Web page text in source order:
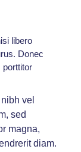
libero
Donec
porttitor
vel
sed
magna,
diam.